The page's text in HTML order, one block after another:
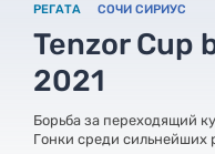
РЕГАТА СОЧИ СИРИУС
Tenzor Cup
2021
Борьба за переходящий
Гонки среди сильнейших